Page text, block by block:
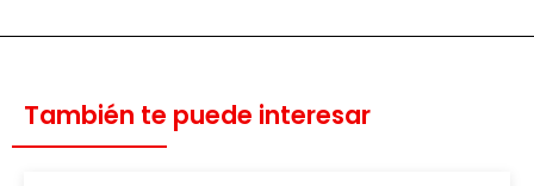
También te puede interesar